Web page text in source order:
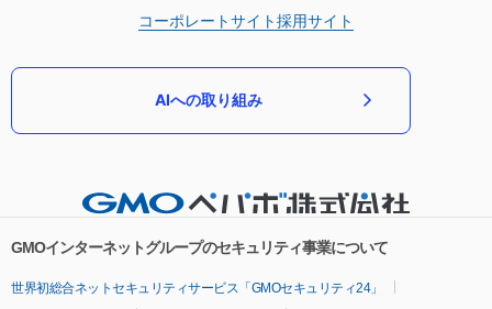
コーポレートサイト採用サイト
AIへの取り組み
GMOインターネットグループのセキュリティ事業について
世界初総合ネットセキュリティサービス「GMOセキュリティ24」